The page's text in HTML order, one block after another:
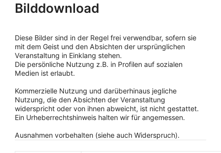
Bilddownload
Diese Bilder sind in der Regel frei verwendbar, sofern sie
mit dem Geist und den Absichten der ursprünglichen
Veranstaltung in Einklang stehen.
Die persönliche Nutzung z.B. in Profilen auf sozialen
Medien ist erlaubt.
Kommerzielle Nutzung und darüberhinaus jegliche
Nutzung, die den Absichten der Veranstaltung
widerspricht oder von ihnen abweicht, ist nicht gestattet.
Ein Urheberrechtshinweis halten wir für angemessen.
Ausnahmen vorbehalten (siehe auch Widerspruch).